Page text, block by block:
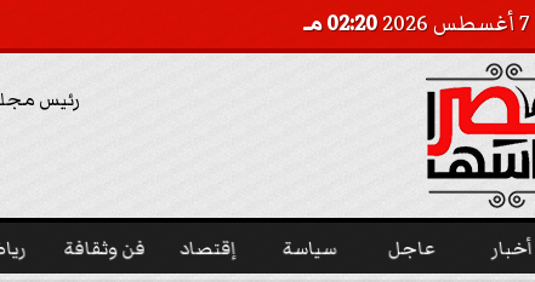
02:20 مـ
رئيس
أخبار عاجل سياسة إقتصاد فن وثقافة